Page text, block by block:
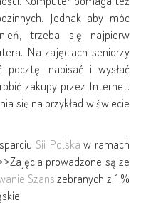
Jednak aby móc
trzeba się najpierw
Na zajęciach seniorzy
pocztę, napisać i wysłać
zakupy przez Internet.
się na przykład w świecie
Sii Polska w ramach
prowadzone są ze
Szanszebranych z 1%